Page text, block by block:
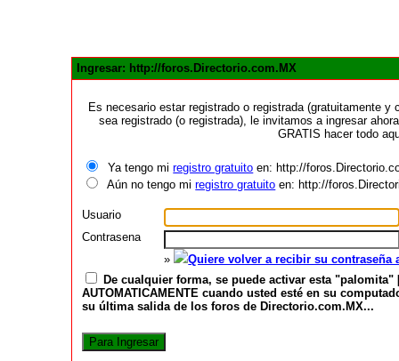
Ingresar: http://foros.Directorio.com.MX
Es necesario estar registrado o registrada (gratuitamente
sea registrado (o registrada), le invitamos a ingresar
GRATIS hacer todo
Ya tengo miregistro gratuito en: http://
Aún no tengo miregistro gratuito en: http://
Usuario
Contrasena
»
Quiere volver a recibir su
De cualquier forma, se puede activar esta
AUTOMATICAMENTE cuando usted esté en su
su última salida de los foros de Directorio.com.MX...